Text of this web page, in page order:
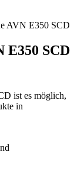
E350 SCD
ist es möglich,
in